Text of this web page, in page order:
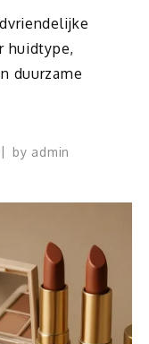
huidtype,
duurzame
by admin